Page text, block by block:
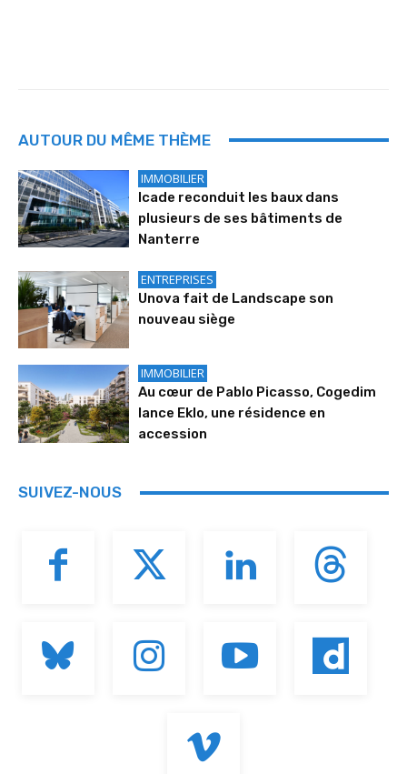
AUTOUR DU MÊME THÈME
IMMOBILIER
Icade reconduit les baux dans
plusieurs de ses bâtiments de
Nanterre
ENTREPRISES
Unova fait de Landscape son
nouveau siège
IMMOBILIER
Au cœur de Pablo Picasso, Cogedim
lance Eklo, une résidence en
accession
SUIVEZ-NOUS